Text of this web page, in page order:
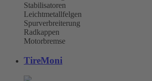
Stabilisatoren
Leichtmetallfelgen
Spurverbreiterung
Radkappen
Motorbremse
TireMoni